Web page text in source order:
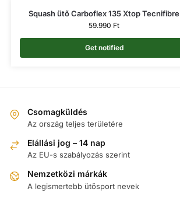
Squash ütő Carboflex 135 Xtop Tecnifibre
59.990 Ft
Get notified
Csomagküldés
Az ország teljes területére
Elállási jog – 14 nap
Az EU-s szabályozás szerint
Nemzetközi márkák
A legismertebb ütősport nevek